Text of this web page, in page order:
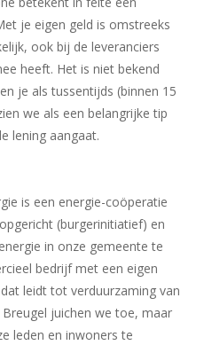
je eigen geld is omstreeks
ook bij de leveranciers
heeft. Het is niet bekend
je als tussentijds (binnen 15
we als een belangrijke tip
lening aangaat.
is een energie-coöperatie
(burgerinitiatief) en
in onze gemeente te
bedrijf met een eigen
leidt tot verduurzaming van
juichen we toe, maar
leden en inwoners te